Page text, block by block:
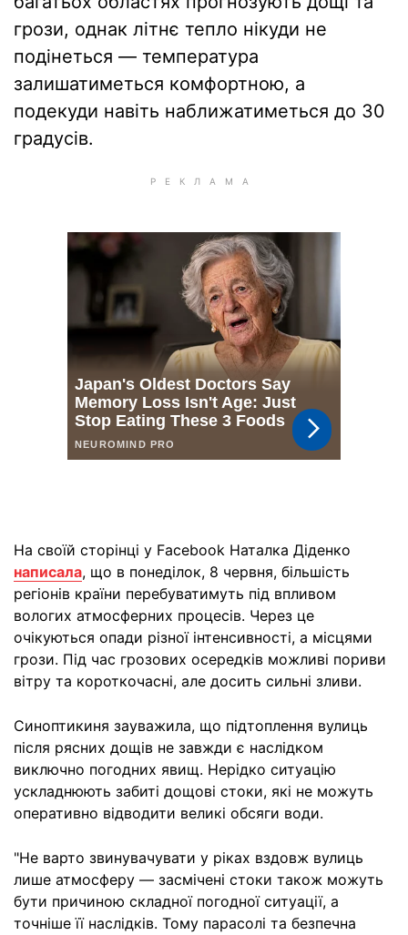
грози, однак літнє тепло нікуди не
подінеться — температура
залишатиметься комфортною, а
подекуди навіть наближатиметься до 30
градусів.
На своїй сторінці у Facebook Наталка Діденко
написала, що в понеділок, 8 червня, більшість
регіонів країни перебуватимуть під впливом
вологих атмосферних процесів. Через це
очікуються опади різної інтенсивності, а місцями
грози. Під час грозових осередків можливі пориви
вітру та короткочасні, але досить сильні зливи.
Синоптикиня зауважила, що підтоплення вулиць
після рясних дощів не завжди є наслідком
виключно погодних явищ. Нерідко ситуацію
ускладнюють забиті дощові стоки, які не можуть
оперативно відводити великі обсяги води.
"Не варто звинувачувати у ріках вздовж вулиць
лише атмосферу — засмічені стоки також можуть
бути причиною складної погодної ситуації, а
точніше її наслідків. Тому парасолі та безпечна